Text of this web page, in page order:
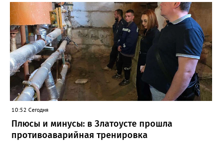
«Благодаря её мудрому руководству в школе сформировался
сильный педагогический коллектив, объединённый общими
ценностями и любовью к своему делу. Для многих Галина
Ивановна навсегда останется не только талантливым
руководителем, но и настоящим Учителем с большой буквы», -
говорится в сообществе школы №23 во ВКонтакте. Свои
соболезнования семье Галины Ивановны выразил глава
Златоуста Олег Решетников. «Её вклад зафиксирован в
важнейших документах школы, но главное - он остался в
людях: в тех учителях, которых она поддержала, в тех
учениках, которых она вдохновила. Заслуженный учитель РФ,
«Отличник народного просвещения», обладатель медали «За
доблестный труд», Галина Ивановна оставила не только
награды и документы, но и работающий, живой механизм
школы, который продолжает жить её принципами», - говорится
в некрологе.
10:52 Сегодня
Плюсы и минусы: в Златоусте прошла
противоаварийная тренировка